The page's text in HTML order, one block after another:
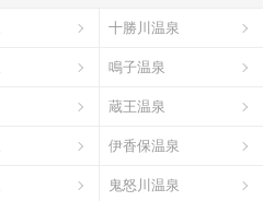
十勝川温泉
鳴子温泉
蔵王温泉
伊香保温泉
鬼怒川温泉